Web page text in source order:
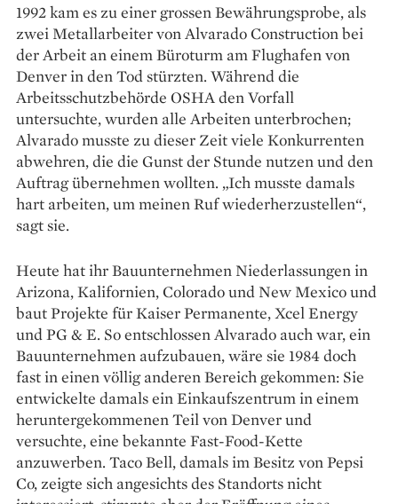
1992 kam es zu einer grossen Bewährungsprobe, als
zwei Metallarbeiter von Alvarado Construction bei
der Arbeit an einem Büroturm am Flughafen von
Denver in den Tod stürzten. Während die
Arbeitsschutzbehörde OSHA den Vorfall
untersuchte, wurden alle Arbeiten unterbrochen;
Alvarado musste zu dieser Zeit viele Konkurrenten
abwehren, die die Gunst der Stunde nutzen und den
Auftrag übernehmen wollten. „Ich musste damals
hart arbeiten, um meinen Ruf wieder­herzustellen“,
sagt sie.
Heute hat ihr Bauunternehmen Nie­derlassungen in
Arizona, Kalifornien, Colorado und New Mexico und
baut Projekte für Kaiser Permanente, Xcel Energy
und PG & E. So entschlossen Alvarado auch war, ein
Bauunternehmen aufzubauen, wäre sie 1984 doch
fast in einen völlig anderen Bereich gekommen: Sie
entwickelte damals ein Einkaufs­zentrum in einem
heruntergekommenen Teil von Denver und
versuchte, eine bekannte Fast-Food-Kette
anzuwerben. Taco Bell, damals im Besitz von Pepsi
Co, zeigte sich angesichts des Standorts nicht